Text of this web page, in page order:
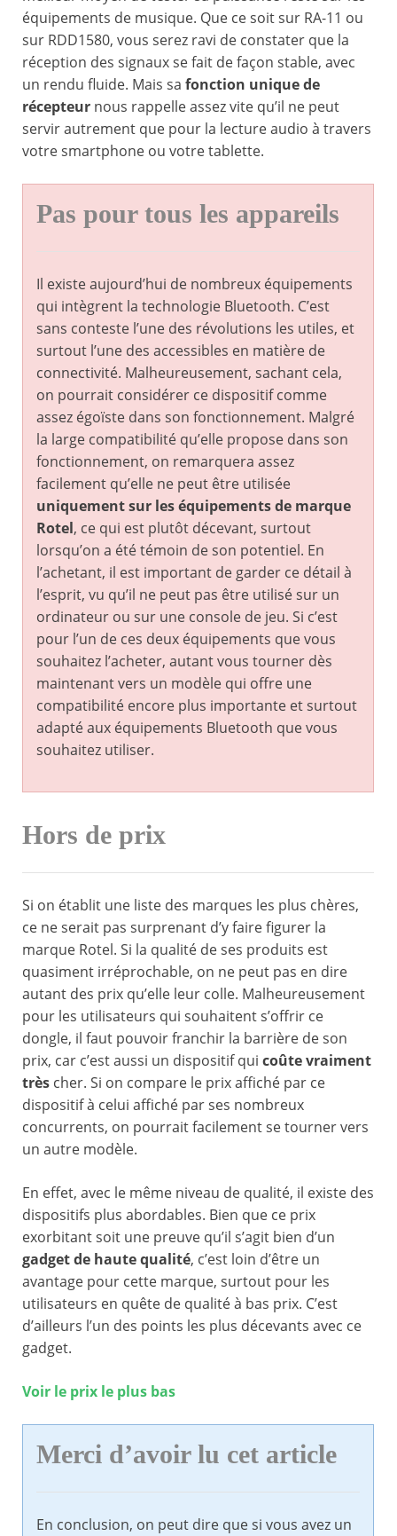
équipements de musique. Que ce soit sur RA-11 ou
sur RDD1580, vous serez ravi de constater que la
réception des signaux se fait de façon stable, avec
un rendu fluide. Mais sa fonction unique de
récepteur nous rappelle assez vite qu’il ne peut
servir autrement que pour la lecture audio à travers
votre smartphone ou votre tablette.
Pas pour tous les appareils
Il existe aujourd’hui de nombreux équipements
qui intègrent la technologie Bluetooth. C’est
sans conteste l’une des révolutions les utiles, et
surtout l’une des accessibles en matière de
connectivité. Malheureusement, sachant cela,
on pourrait considérer ce dispositif comme
assez égoïste dans son fonctionnement. Malgré
la large compatibilité qu’elle propose dans son
fonctionnement, on remarquera assez
facilement qu’elle ne peut être utilisée
uniquement sur les équipements de marque
Rotel, ce qui est plutôt décevant, surtout
lorsqu’on a été témoin de son potentiel. En
l’achetant, il est important de garder ce détail à
l’esprit, vu qu’il ne peut pas être utilisé sur un
ordinateur ou sur une console de jeu. Si c’est
pour l’un de ces deux équipements que vous
souhaitez l’acheter, autant vous tourner dès
maintenant vers un modèle qui offre une
compatibilité encore plus importante et surtout
adapté aux équipements Bluetooth que vous
souhaitez utiliser.
Hors de prix
Si on établit une liste des marques les plus chères,
ce ne serait pas surprenant d’y faire figurer la
marque Rotel. Si la qualité de ses produits est
quasiment irréprochable, on ne peut pas en dire
autant des prix qu’elle leur colle. Malheureusement
pour les utilisateurs qui souhaitent s’offrir ce
dongle, il faut pouvoir franchir la barrière de son
prix, car c’est aussi un dispositif qui coûte vraiment
très cher. Si on compare le prix affiché par ce
dispositif à celui affiché par ses nombreux
concurrents, on pourrait facilement se tourner vers
un autre modèle.
En effet, avec le même niveau de qualité, il existe des
dispositifs plus abordables. Bien que ce prix
exorbitant soit une preuve qu’il s’agit bien d’un
gadget de haute qualité, c’est loin d’être un
avantage pour cette marque, surtout pour les
utilisateurs en quête de qualité à bas prix. C’est
d’ailleurs l’un des points les plus décevants avec ce
gadget.
Voir le prix le plus bas
Merci d’avoir lu cet article
En conclusion, on peut dire que si vous avez un